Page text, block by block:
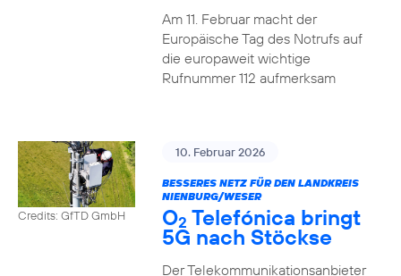
Am 11. Februar macht der
Europäische Tag des Notrufs auf
die europaweit wichtige
Rufnummer 112 aufmerksam
Credits: GfTD GmbH
10. Februar 2026
BESSERES NETZ FÜR DEN LANDKREIS
NIENBURG/WESER
O2 Telefónica bringt
5G nach Stöckse
Der Telekommunikationsanbieter